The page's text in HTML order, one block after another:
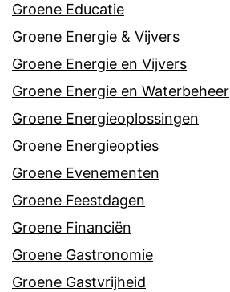
Groene Educatie
Groene Energie & Vijvers
Groene Energie en Vijvers
Groene Energie en Waterbeheer
Groene Energieoplossingen
Groene Energieopties
Groene Evenementen
Groene Feestdagen
Groene Financiën
Groene Gastronomie
Groene Gastvrijheid